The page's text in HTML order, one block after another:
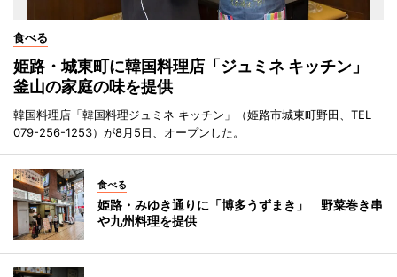
食べる
姫路・城東町に韓国料理店「ジュミネ キッチン」
釜山の家庭の味を提供
韓国料理店「韓国料理ジュミネ キッチン」（姫路市城東町野田、TEL
079-256-1253）が8月5日、オープンした。
食べる
姫路・みゆき通りに「博多うずまき」 野菜巻き串
や九州料理を提供